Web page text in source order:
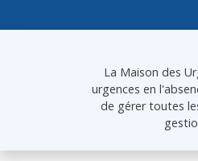
La Maison des
urgences en
de gérer toutes